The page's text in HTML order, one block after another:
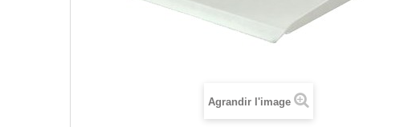
Agrandir l'image